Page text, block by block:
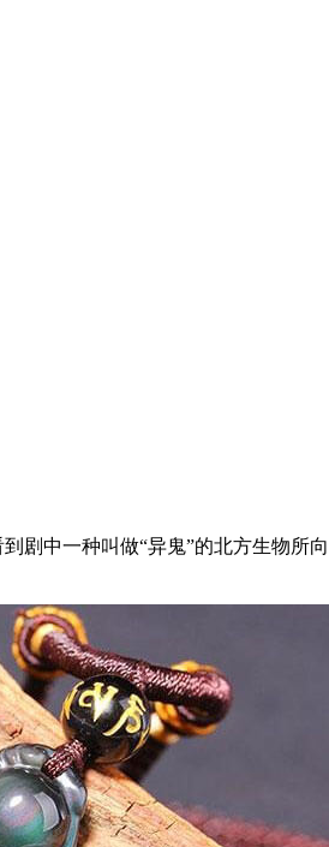
剧中一种叫做“异鬼”的北方生物